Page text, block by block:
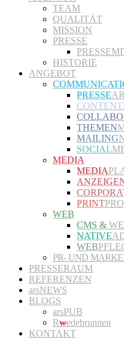
TEAM
QUALITÄT
MISSION
PRESSE
HISTORIE
ANGEBOT
PRESSE
CONTENT
THEMEN
MAILING
SOCIAL
MEDIA
MEDIA
PRINT
WEB
CMS &
NATIVE
WEB
PR- UND
PRESSERAUM
REFERENZEN
arsNEWS
BLOGS
arsPUB
Rwedebrunnen
KONTAKT